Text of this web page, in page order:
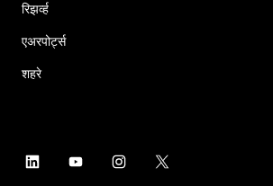
रिझर्व्ह
एअरपोर्ट्स
शहरे